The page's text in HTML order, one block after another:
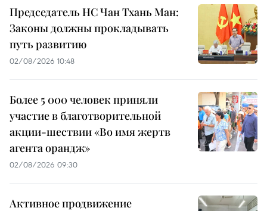
Председатель НС Чан Тхань Ман:
Законы должны прокладывать
путь развитию
02/08/2026 10:48
Более 5 000 человек приняли
участие в благотворительной
акции-шествии «Во имя жертв
агента орандж»
02/08/2026 09:30
Активное продвижение